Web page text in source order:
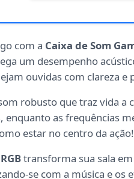
com a Caixa de Som
um desempenho
ouvidas com clareza e
robusto que traz vida a
as frequências
estar no centro da ação!
transforma sua sala
se com a música e os